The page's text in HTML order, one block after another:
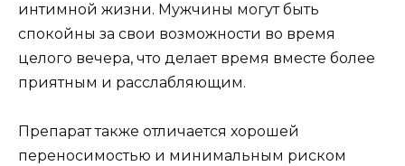
интимной жизни. Мужчины могут быть
спокойны за свои возможности во время
целого вечера, что делает время вместе более
приятным и расслабляющим.
Препарат также отличается хорошей
переносимостью и минимальным риском